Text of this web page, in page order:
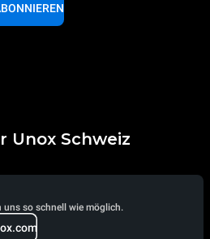
Schweiz
uns so schnell wie möglich.